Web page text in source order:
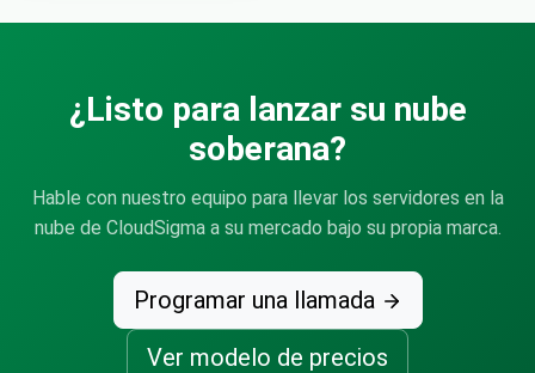
¿Listo para lanzar su nube
soberana?
Hable con nuestro equipo para llevar los servidores en la
nube de CloudSigma a su mercado bajo su propia marca.
Programar una llamada
Ver modelo de precios